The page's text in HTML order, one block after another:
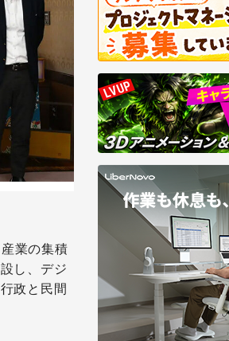
業の集積
し、デジ
政と民間